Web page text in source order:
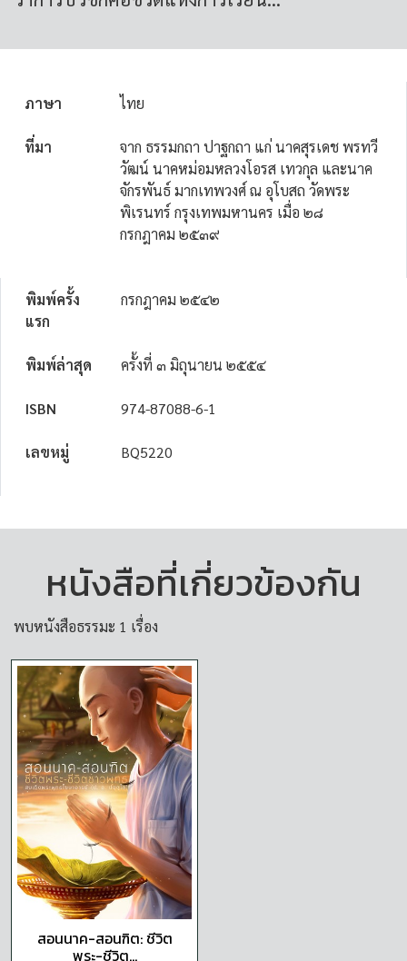
ภาษา ไทย
ที่มา
จาก ธรรมกถา ปาฐกถา แก่ นาคสุรเดช พรทวี
วัฒน์ นาคหม่อมหลวงโอรส เทวกุล และนาค
จักรพันธ์ มากเทพวงศ์ ณ อุโบสถ วัดพระ
พิเรนทร์ กรุงเทพมหานคร เมื่อ ๒๘
กรกฎาคม ๒๕๓๙
พิมพ์ครั้ง
แรก
กรกฎาคม ๒๕๔๒
พิมพ์ล่าสุด ครั้งที่ ๓ มิถุนายน ๒๕๕๔
ISBN 974-87088-6-1
เลขหมู่ BQ5220
หนังสือที่เกี่ยวข้องกัน
พบหนังสือธรรมะ 1 เรื่อง
สอนนาค-สอนฑิต: ชีวิต
พระ-ชีวิต...